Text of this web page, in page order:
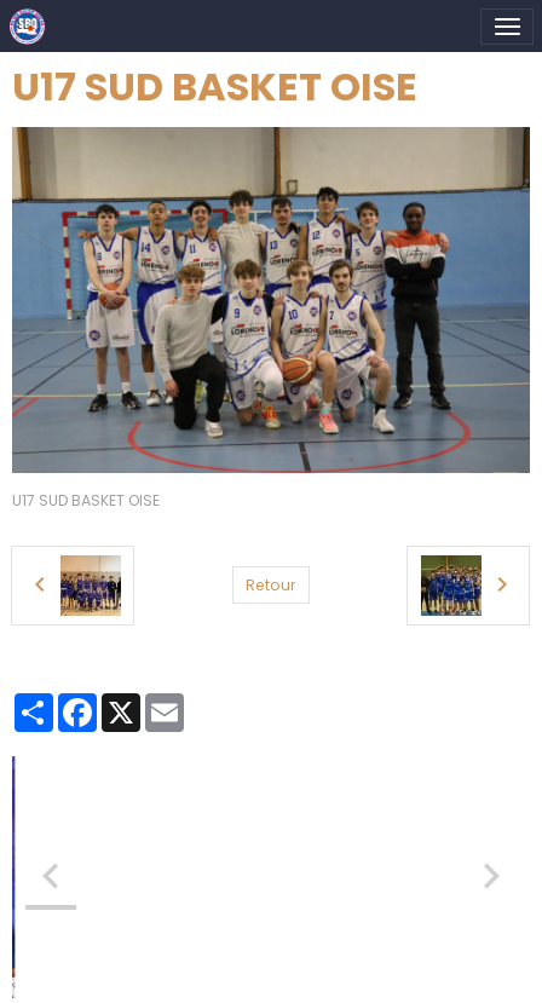
U17 SUD BASKET OISE
U17 SUD BASKET OISE
Retour
PartagerFacebook
X